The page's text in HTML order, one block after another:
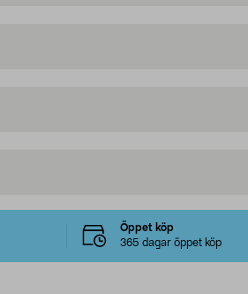
Öppet köp
365 dagar öppet köp